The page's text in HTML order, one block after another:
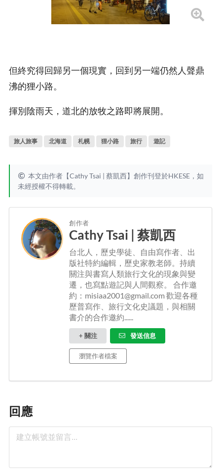
但終究得回歸另一個現實，回到另一端仍然人聲鼎
沸的狸小路。
揮別陰雨天，道北的放牧之路即將展開。
旅人旅事 北海道 札幌 狸小路 旅行 遊記
本文由作者【Cathy Tsai | 蔡凱西】創作刊登於HKESE，如
未經授權不得轉載。
創作者
Cathy Tsai | 蔡凱西
台北人，歷史學徒、自由寫作者、出
版社特約編輯，歷史家教老師。持續
關注與書寫人類旅行文化的現象與變
遷，也寫點遊記與人間觀察。 合作邀
約：misiaa2001@gmail.com 歡迎各種
歷普寫作、旅行文化史議題，與相關
書介的合作邀約......
+ 關注 發送信息
瀏覽作者檔案
回應